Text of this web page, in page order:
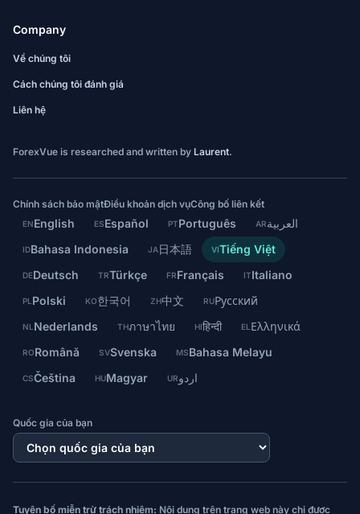
Company
Về chúng tôi
Cách chúng tôi đánh giá
Liên hệ
ForexVue is researched and written by Laurent.
Chính sách bảo mậtĐiều khoản dịch vụCông bố liên kết
ENEnglish ESEspañol PTPortuguês ARالعربية
IDBahasa Indonesia JA日本語 VITiếng Việt
DEDeutsch TRTürkçe FRFrançais ITItaliano
PL Polski KO한국어 ZH中文 RUРусский
NL Nederlands THภาษาไทย HIहिन्दी EL Ελληνικά
RORomână SVSvenska MSBahasa Melayu
CSČeština HUMagyar URاردو
Quốc gia của bạn
Tuyên bố miễn trừ trách nhiệm: Nội dung trên trang web này chỉ được